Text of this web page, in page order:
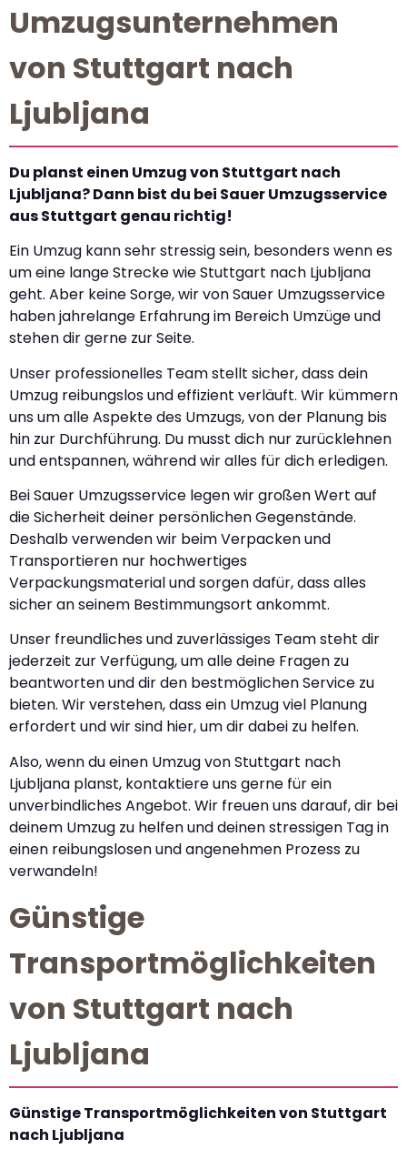
Umzugsunternehmen
von Stuttgart nach
Ljubljana
Du planst einen Umzug von Stuttgart nach
Ljubljana? Dann bist du bei Sauer Umzugsservice
aus Stuttgart genau richtig!
Ein Umzug kann sehr stressig sein, besonders wenn es
um eine lange Strecke wie Stuttgart nach Ljubljana
geht. Aber keine Sorge, wir von Sauer Umzugsservice
haben jahrelange Erfahrung im Bereich Umzüge und
stehen dir gerne zur Seite.
Unser professionelles Team stellt sicher, dass dein
Umzug reibungslos und effizient verläuft. Wir kümmern
uns um alle Aspekte des Umzugs, von der Planung bis
hin zur Durchführung. Du musst dich nur zurücklehnen
und entspannen, während wir alles für dich erledigen.
Bei Sauer Umzugsservice legen wir großen Wert auf
die Sicherheit deiner persönlichen Gegenstände.
Deshalb verwenden wir beim Verpacken und
Transportieren nur hochwertiges
Verpackungsmaterial und sorgen dafür, dass alles
sicher an seinem Bestimmungsort ankommt.
Unser freundliches und zuverlässiges Team steht dir
jederzeit zur Verfügung, um alle deine Fragen zu
beantworten und dir den bestmöglichen Service zu
bieten. Wir verstehen, dass ein Umzug viel Planung
erfordert und wir sind hier, um dir dabei zu helfen.
Also, wenn du einen Umzug von Stuttgart nach
Ljubljana planst, kontaktiere uns gerne für ein
unverbindliches Angebot. Wir freuen uns darauf, dir bei
deinem Umzug zu helfen und deinen stressigen Tag in
einen reibungslosen und angenehmen Prozess zu
verwandeln!
Günstige
Transportmöglichkeiten
von Stuttgart nach
Ljubljana
Günstige Transportmöglichkeiten von Stuttgart
nach Ljubljana